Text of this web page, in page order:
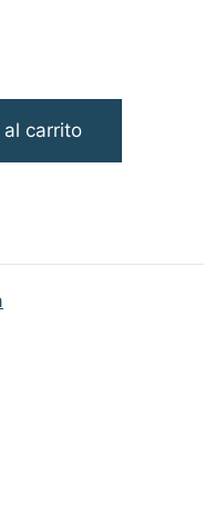
carrito